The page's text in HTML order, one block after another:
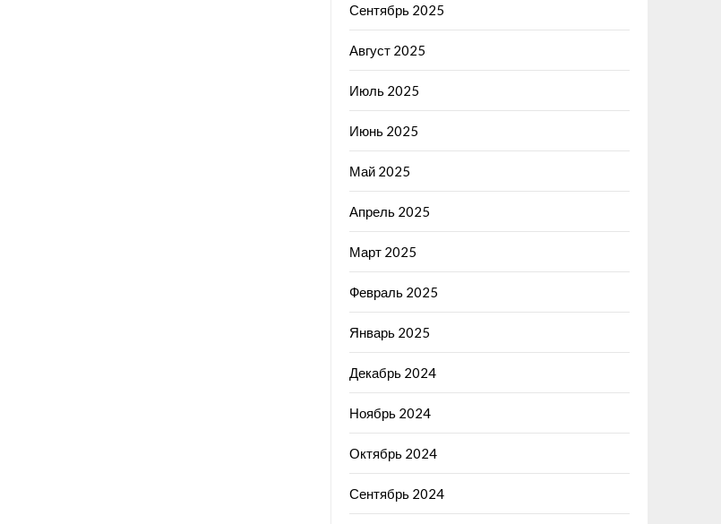
Сентябрь 2025
Август 2025
Июль 2025
Июнь 2025
Май 2025
Апрель 2025
Март 2025
Февраль 2025
Январь 2025
Декабрь 2024
Ноябрь 2024
Октябрь 2024
Сентябрь 2024